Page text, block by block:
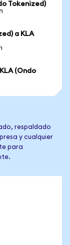
Tokenized)
a KLA
(Ondo
respaldado
y cualquier
para